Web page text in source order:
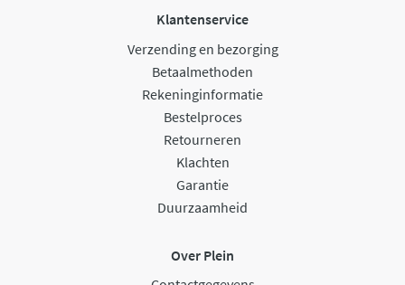
Klantenservice
Verzending en bezorging
Betaalmethoden
Rekeninginformatie
Bestelproces
Retourneren
Klachten
Garantie
Duurzaamheid
Over Plein